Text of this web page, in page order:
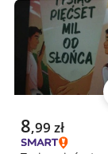
Aktualna cena
8,99 zł